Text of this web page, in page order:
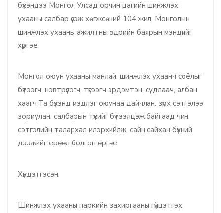
бүхэндээ Монгол Улсад орчин цагийн шинжлэх
ухааны салбар үүсэж хөгжсөний 104 жил, Монголын
шинжлэх ухааны ажилтны өдрийн баярын мэндийг
хүргэе.
Монгол оюун ухааны манлай, шинжлэх ухаанч соёлыг
бүтээгч, нэвтрүүлэгч, түгээгч эрдэмтэн, судлаач, албан
хаагч Та бүхэнд мэдлэг оюунаа дайчлан, зүрх сэтгэлээ
зориулан, салбарын түүхийг бүтээлцэж байгаад чин
сэтгэлийн талархал илэрхийлж, сайн сайхан бүхний
дээжийг ерөөл болгон өргөе.
Хүндэтгэсэн,
Шинжлэх ухааны паркийн захиргааны гүйцэтгэх